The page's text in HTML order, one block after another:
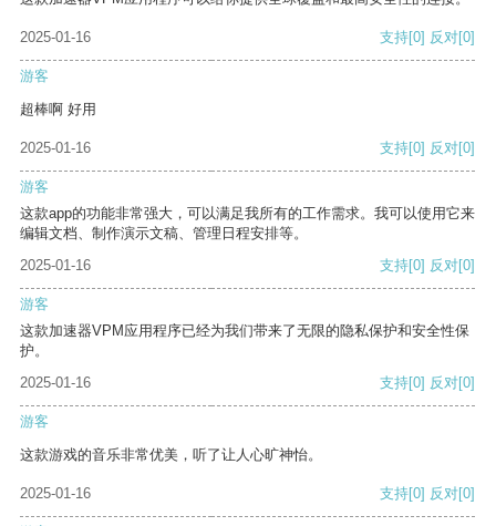
2025-01-16 支持[0] 反对[0]
游客
超棒啊 好用
2025-01-16 支持[0] 反对[0]
游客
这款app的功能非常强大，可以满足我所有的工作需求。我可以使用它来
编辑文档、制作演示文稿、管理日程安排等。
2025-01-16
支持[0] 反对[0]
游客
这款加速器VPM应用程序已经为我们带来了无限的隐私保护和安全性保
护。
2025-01-16
支持[0] 反对[0]
游客
这款游戏的音乐非常优美，听了让人心旷神怡。
2025-01-16 支持[0] 反对[0]